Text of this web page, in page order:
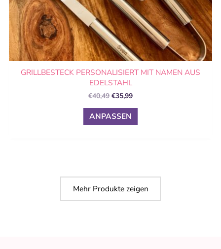
GRILLBESTECK PERSONALISIERT MIT NAMEN AUS
EDELSTAHL
€40,49 €35,99
ANPASSEN
Mehr Produkte zeigen